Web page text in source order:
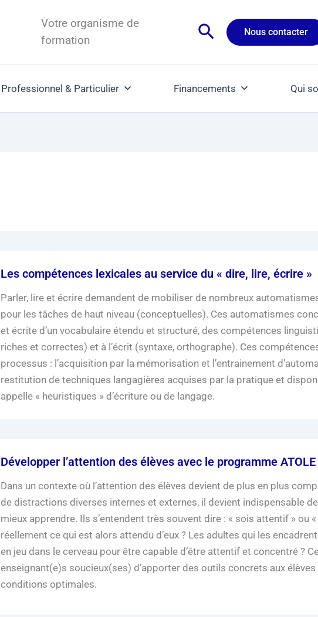
Votre organisme de
formation
Rechercher
Nous contacter
Professionnel & Particulier Financements Qui
Les compétences lexicales au service du « dire, lire, écrire »
Parler, lire et écrire demandent de mobiliser de nombreux
pour les tâches de haut niveau (conceptuelles). Ces automatismes
et écrite d’un vocabulaire étendu et structuré, des compétences
riches et correctes) et à l’écrit (syntaxe, orthographe). Ces
processus : l’acquisition par la mémorisation et l’entrainement
restitution de techniques langagières acquises par la pratique et
appelle « heuristiques » d’écriture ou de langage.
Développer l’attention des élèves avec le programme ATOLE
Dans un contexte où l’attention des élèves devient de plus en plus
de distractions diverses internes et externes, il devient indispensable
mieux apprendre. Ils s’entendent très souvent dire : « sois attentif » ou
réellement ce qui est alors attendu d’eux ? Les adultes qui les
en jeu dans le cerveau pour être capable d’être attentif et concentré ?
enseignant(e)s soucieux(ses) d’apporter des outils concrets aux
conditions optimales.